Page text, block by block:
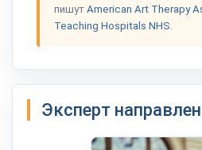
пишут American Art Therapy
Teaching Hospitals NHS.
Эксперт